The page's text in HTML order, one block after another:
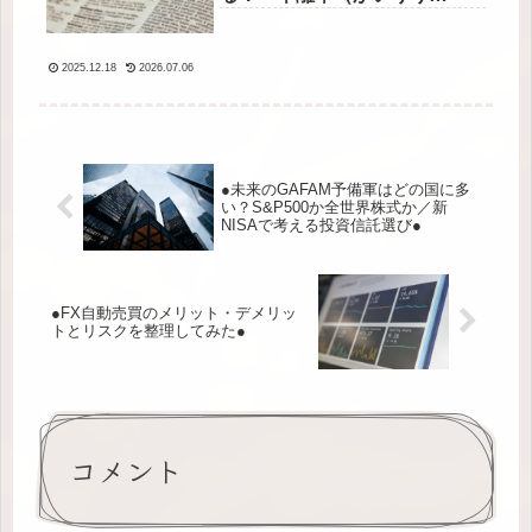
2025.12.18 2026.07.06
●未来のGAFAM予備軍はどの国に多
い？S&P500か全世界株式か／新
NISAで考える投資信託選び●
●FX自動売買のメリット・デメリッ
トとリスクを整理してみた●
コメント